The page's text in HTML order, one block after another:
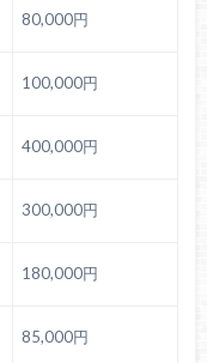
80,000円
100,000円
400,000円
300,000円
180,000円
85,000円